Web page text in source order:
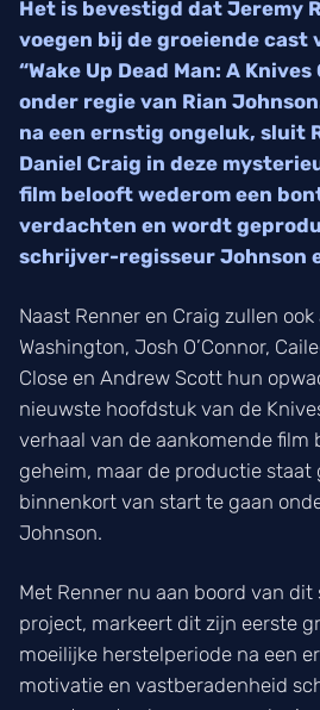
Het is bevestigd dat Jeremy
voegen bij de groeiende cast
“Wake Up Dead Man: A
onder regie van Rian
na een ernstig ongeluk, sluit
Daniel Craig in deze
film belooft wederom een
verdachten en wordt
schrijver-regisseur Johnson
Naast Renner en Craig zullen
Washington, Josh O’Connor,
Close en Andrew Scott hun
nieuwste hoofdstuk van de
verhaal van de aankomende film
geheim, maar de productie staat
binnenkort van start te gaan
Johnson.
Met Renner nu aan boord van dit
project, markeert dit zijn eerste
moeilijke herstelperiode na een
motivatie en vastberadenheid